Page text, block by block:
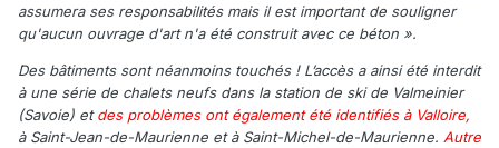
assumera ses responsabilités mais il est important de souligner
qu'aucun ouvrage d'art n'a été construit avec ce béton ».
Des bâtiments sont néanmoins touchés ! L’accès a ainsi été interdit
à une série de chalets neufs dans la station de ski de Valmeinier
(Savoie) etdes problèmes ont également été identifiés à Valloire,
à Saint-Jean-de-Maurienne et à Saint-Michel-de-Maurienne. Autre